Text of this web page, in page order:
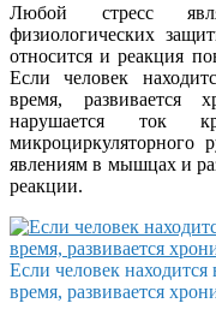
Любой стресс
физиологических
относится и реакция
Если человек
время, развивается
нарушается
явлениям в мышцах и
реакции.
Если человек находится
время, развивается